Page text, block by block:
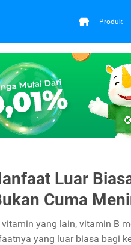
Produk
Luar
Cuma
vitamin yang lain, vitamin B
yang luar biasa bagi